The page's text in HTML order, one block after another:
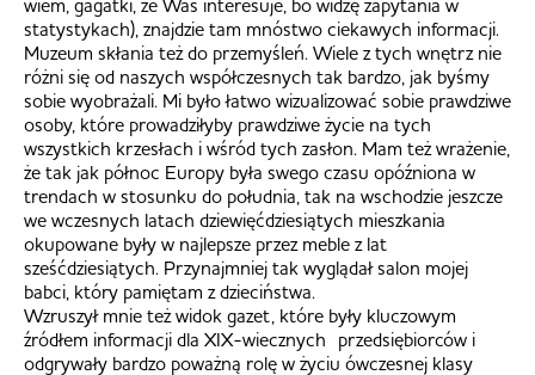
statystykach), znajdzie tam mnóstwo ciekawych informacji.
Muzeum skłania też do przemyśleń. Wiele z tych wnętrz nie
różni się od naszych współczesnych tak bardzo, jak byśmy
sobie wyobrażali. Mi było łatwo wizualizować sobie prawdziwe
osoby, które prowadziłyby prawdziwe życie na tych
wszystkich krzesłach i wśród tych zasłon. Mam też wrażenie,
że tak jak północ Europy była swego czasu opóźniona w
trendach w stosunku do południa, tak na wschodzie jeszcze
we wczesnych latach dziewięćdziesiątych mieszkania
okupowane były w najlepsze przez meble z lat
sześćdziesiątych. Przynajmniej tak wyglądał salon mojej
babci, który pamiętam z dzieciństwa.
Wzruszył mnie też widok gazet, które były kluczowym
źródłem informacji dla XIX-wiecznych przedsiębiorców i
odgrywały bardzo poważną rolę w życiu ówczesnej klasy